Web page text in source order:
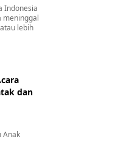
Indonesia
meninggal
lebih
dan
Anak